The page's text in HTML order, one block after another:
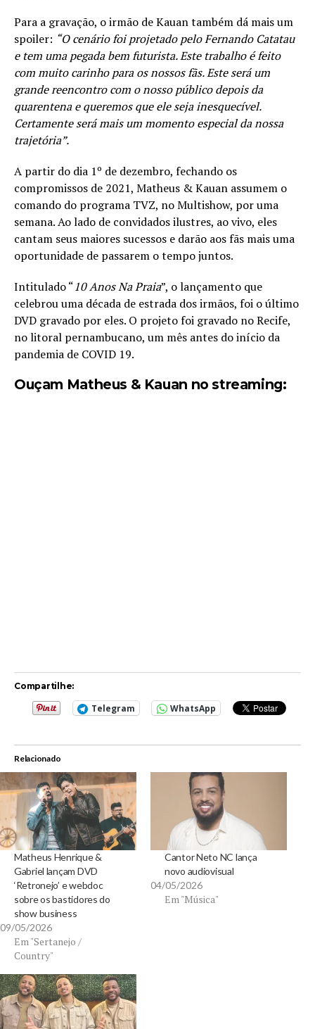
Para a gravação, o irmão de Kauan também dá mais um
spoiler: “O cenário foi projetado pelo Fernando Catatau
e tem uma pegada bem futurista. Este trabalho é feito
com muito carinho para os nossos fãs. Este será um
grande reencontro com o nosso público depois da
quarentena e queremos que ele seja inesquecível.
Certamente será mais um momento especial da nossa
trajetória”.
A partir do dia 1º de dezembro, fechando os
compromissos de 2021, Matheus & Kauan assumem o
comando do programa TVZ, no Multishow, por uma
semana. Ao lado de convidados ilustres, ao vivo, eles
cantam seus maiores sucessos e darão aos fãs mais uma
oportunidade de passarem o tempo juntos.
Intitulado “10 Anos Na Praia”, o lançamento que
celebrou uma década de estrada dos irmãos, foi o último
DVD gravado por eles. O projeto foi gravado no Recife,
no litoral pernambucano, um mês antes do início da
pandemia de COVID 19.
Ouçam Matheus & Kauan no streaming:
Compartilhe:
Telegram WhatsApp
Relacionado
Matheus Henrique &
Gabriel lançam DVD
‘Retronejo’ e webdoc
sobre os bastidores do
show business
09/05/2026
Em "Sertanejo /
Country"
Cantor Neto NC lança
novo audiovisual
04/05/2026
Em "Música"